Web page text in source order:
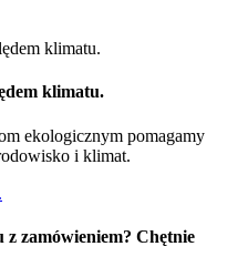
klimatu.
ekologicznym pomagamy
i klimat.
zamówieniem? Chętnie